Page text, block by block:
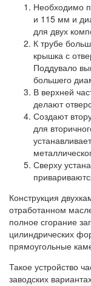
Необходимо
и 115 мм и
для двух
К трубе
крышка с
Поддувало
большего
В верхней
делают
Создают
для
Сверху
Конструкция
отработанном
полное сгорание
цилиндрических
прямоугольные
Такое устройство
заводских